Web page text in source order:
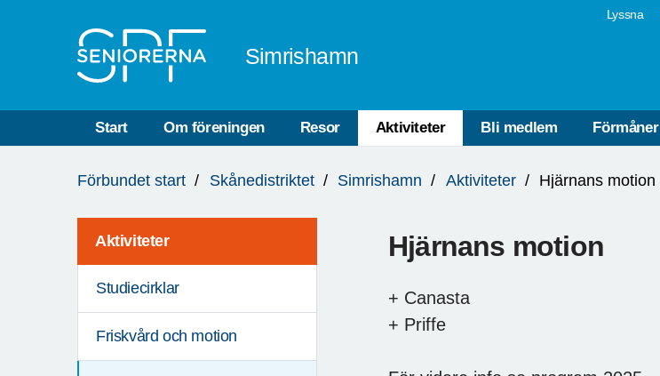
Lyssna
Simrishamn
Start Om föreningen Resor Aktiviteter Bli medlem Förmåner
är
Förbundet start Skånedistriktet Simrishamn Aktiviteter Hjärnans motion
Aktiviteter
Studiecirklar
Friskvård och motion
Hjärnans motion
+ Canasta
+ Priffe